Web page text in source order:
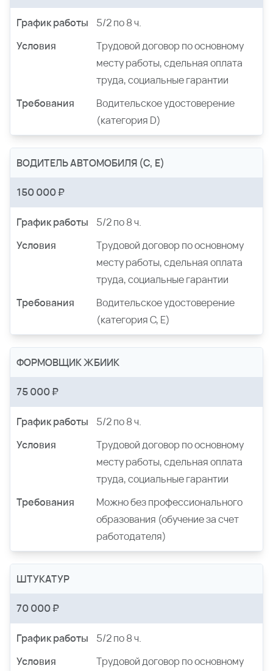
График работы
5/2 по 8 ч.
Условия
Трудовой договор по основному
месту работы, сдельная оплата
труда, социальные гарантии
Требования
Водительское удостоверение
(категория D)
ВОДИТЕЛЬ АВТОМОБИЛЯ (С, Е)
150 000 ₽
График работы
5/2 по 8 ч.
Условия
Трудовой договор по основному
месту работы, сдельная оплата
труда, социальные гарантии
Требования
Водительское удостоверение
(категория С, Е)
ФОРМОВЩИК ЖБИИК
75 000 ₽
График работы
5/2 по 8 ч.
Условия
Трудовой договор по основному
месту работы, сдельная оплата
труда, социальные гарантии
Требования
Можно без профессионального
образования (обучение за счет
работодателя)
ШТУКАТУР
70 000 ₽
График работы
5/2 по 8 ч.
Условия
Трудовой договор по основному